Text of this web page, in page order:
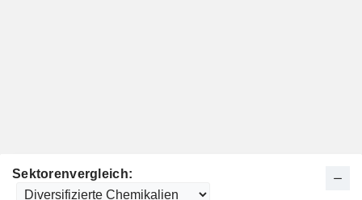
Sektorenvergleich: